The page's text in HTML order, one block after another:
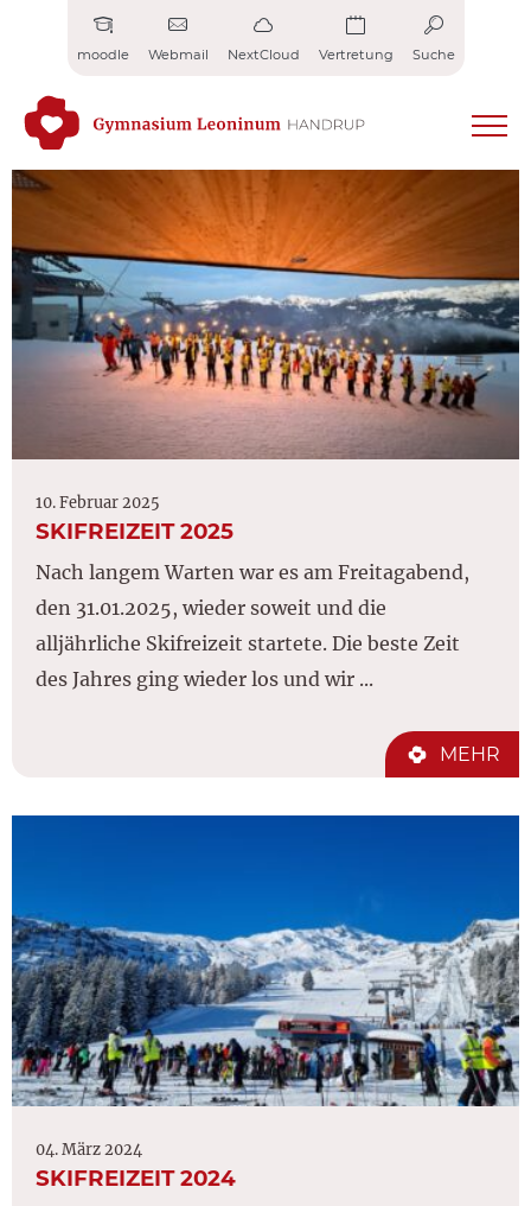
moodle Webmail NextCloud Vertretung Suche
10. Februar 2025
SKIFREIZEIT 2025
Nach langem Warten war es am Freitagabend,
den 31.01.2025, wieder soweit und die
alljährliche Skifreizeit startete. Die beste Zeit
des Jahres ging wieder los und wir ...
MEHR
04. März 2024
SKIFREIZEIT 2024